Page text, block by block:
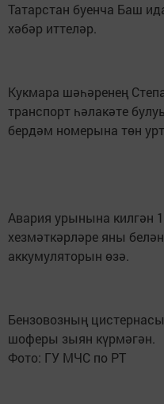
Татарстан буенча Баш
хәбәр иттеләр.
Кукмара шәһәренең
транспорт һәлакәте
бердәм номерына төн
Авария урынына килгән
хезмәткәрләре яны
аккумуляторын өзә.
Бензовозның
шоферы зыян күрмәгән.
Фото: ГУ МЧС по РТ